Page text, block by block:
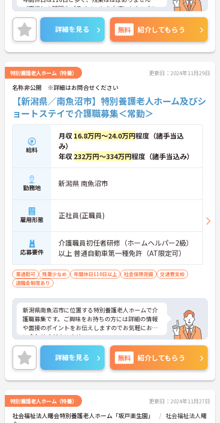
ご家族との時間やプライベートを大切にしたい方に
もおすすめです◎
ご興味がある方は是非一度マイナビまでお問い合わ
せください。さらに詳細などお伝えします！
詳細を見る 無料 紹介してもらう
特別養護老人ホーム（特養） 更新日：2024年11月29日
名称非公開 ※詳細はお問合せください
【新潟県／南魚沼市】特別養護老人ホーム及びシ
ョートステイで介護職募集＜常勤＞
給料
月収 16.8万円～24.0万円程度（諸手当込
み）
年収 232万円～334万円程度（諸手当込み）
勤務地 新潟県 南魚沼市
雇用形態 正社員(正職員)
応募要件
介護職員初任者研修（ホームヘルパー2級）
以上 普通自動車第一種免許（AT限定可）
車通勤可 残業少なめ 年間休日110日以上 社会保険完備
交通費支給
退職金制度あり
新潟県南魚沼市に位置する特別養護老人ホームで介
護職募集です。ご興味をお持ちの方には詳細の情報
や面接のポイントをお伝えしますのでお気軽にお問
い合わせくださいませ。
詳細を見る 無料 紹介してもらう
特別養護老人ホーム（特養） 更新日：2024年11月27日
社会福祉法人曙会特別養護老人ホーム「坂戸楽生園」
社会福祉法人曙